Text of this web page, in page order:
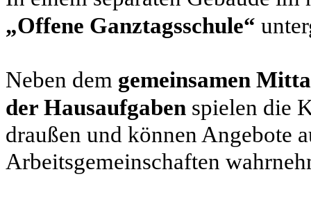
„Offene Ganztagsschule“
Neben dem gemeinsamen
der Hausaufgaben spielen die
draußen und können Angebote
Arbeitsgemeinschaften